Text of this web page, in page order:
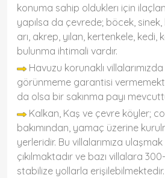
konuma sahip olduklerı için
yapılsa da çevrede; böcek, sinek,
arı, akrep, yılan, kertenkele, kedi,
bulunma ihtimali vardır.
Havuzu korunaklı
görünmeme garantisi
da olsa bir sakınma payı
Kalkan, Kaş ve çevre köyler;
bakımından, yamaç üzerine
yerleridir. Bu villalarımıza
çıkılmaktadır ve bazı villalara
stabilize yollarla erişilebilmektedir.